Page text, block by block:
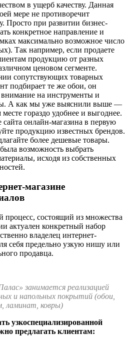
в ущерб качеству. Данная
мере не противоречит
Просто при развитии бизнес-
конкретное направление и
максимально возможное число
Так например, если продаете
продукцию от разных
ценовом сегменте.
сопутствующих товарных
подбирает те же обои, он
внимание на инструменты и
А как мы уже выяснили выше —
гораздо удобнее и выгоднее.
сайта онлайн-магазина в первую
продукцию известных брендов.
более дешевые товары.
возможность выбрать
исходя из собственных
магазине
состоящий из множества
актуален конкретный набор
владелец интернет-
себя предельно узкую нишу или
продавца.
занимается реализацией
и напольных покрытий (обои,
ламинат, ковры)
узкоспециализированной
предлагать клиентам: